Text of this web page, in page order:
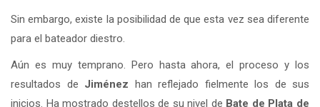
Sin embargo, existe la posibilidad de que esta vez sea diferente
para el bateador diestro.
Aún es muy temprano. Pero hasta ahora, el proceso y los
resultados de Jiménez han reflejado fielmente los de sus
inicios. Ha mostrado destellos de su nivel de Bate de Plata de